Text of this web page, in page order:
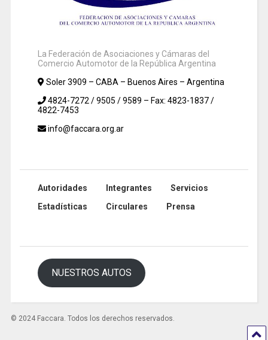
La Federación de Asociaciones y Cámaras del
Comercio Automotor de la República Argentina
Soler 3909 – CABA – Buenos Aires – Argentina
4824-7272 / 9505 / 9589 – Fax: 4823-1837 /
4822-7453
info@faccara.org.ar
Autoridades Integrantes
Servicios
Estadísticas
Circulares Prensa
NUESTROS AUTOS
© 2024 Faccara. Todos los derechos reservados.